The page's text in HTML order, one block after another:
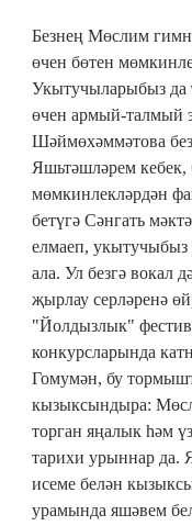
Безнең Мөслим
өчен бөтен
Укытучыларыбыз да
өчен армый-талмый
Шәймөхәммәтова
Яшьтәшләрем кебек,
мөмкинлекләрдән
бетүгә Сәнгать
елмаеп,
ала. Ул безгә вокал
җырлау серләренә
"Йолдызлык"
конкурсларында
Гомумән, бу
кызыксындыра:
торган яңалык һәм
тарихи урыннар да.
исеме белән
урамында яшәвем